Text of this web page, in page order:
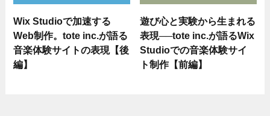
Wix Studioで加速する
Web制作。tote inc.が語る
音楽体験サイトの表現【後
編】
遊び心と実験から生まれる
表現──tote inc.が語るWix
Studioでの音楽体験サイ
ト制作【前編】